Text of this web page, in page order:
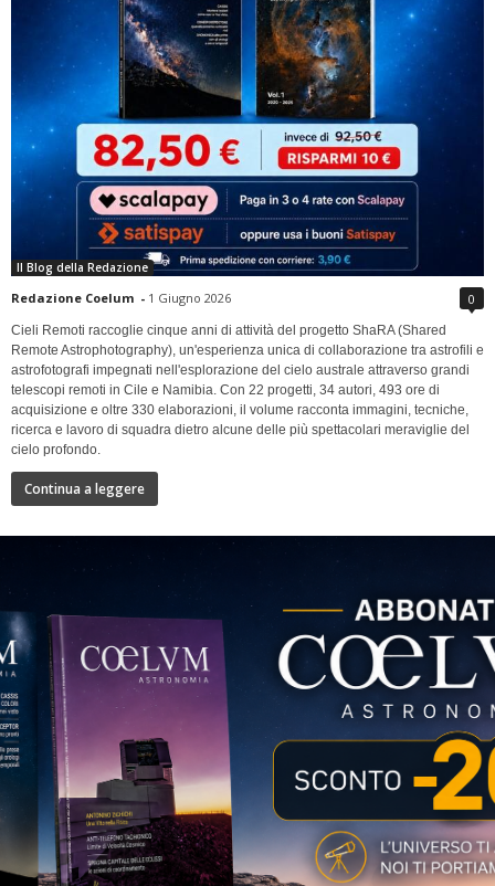
Il Blog della Redazione
Redazione Coelum - 1 Giugno 2026 0
Cieli Remoti raccoglie cinque anni di attività del progetto ShaRA (Shared
Remote Astrophotography), un'esperienza unica di collaborazione tra astrofili e
astrofotografi impegnati nell'esplorazione del cielo australe attraverso grandi
telescopi remoti in Cile e Namibia. Con 22 progetti, 34 autori, 493 ore di
acquisizione e oltre 330 elaborazioni, il volume racconta immagini, tecniche,
ricerca e lavoro di squadra dietro alcune delle più spettacolari meraviglie del
cielo profondo.
Continua a leggere